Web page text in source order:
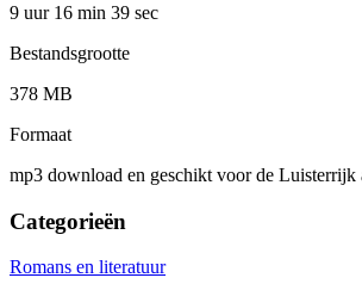
9 uur 16 min 39 sec
Bestandsgrootte
378 MB
Formaat
mp3 download en geschikt voor de Luisterrijk
Categorieën
Romans en literatuur